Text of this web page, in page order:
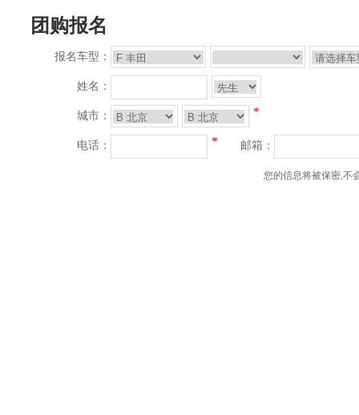
团购报名
报名车型：
姓名：
城市： *
电话： * 邮箱：
您的信息将被保密,不